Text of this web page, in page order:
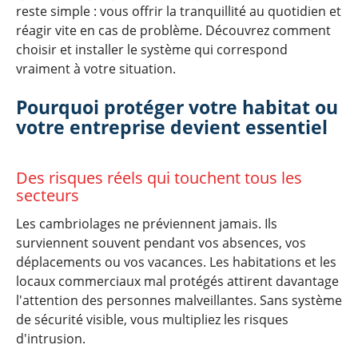
reste simple : vous offrir la tranquillité au quotidien et
réagir vite en cas de problème. Découvrez comment
choisir et installer le système qui correspond
vraiment à votre situation.
Pourquoi protéger votre habitat ou
votre entreprise devient essentiel
Des risques réels qui touchent tous les
secteurs
Les cambriolages ne préviennent jamais. Ils
surviennent souvent pendant vos absences, vos
déplacements ou vos vacances. Les habitations et les
locaux commerciaux mal protégés attirent davantage
l'attention des personnes malveillantes. Sans système
de sécurité visible, vous multipliez les risques
d'intrusion.